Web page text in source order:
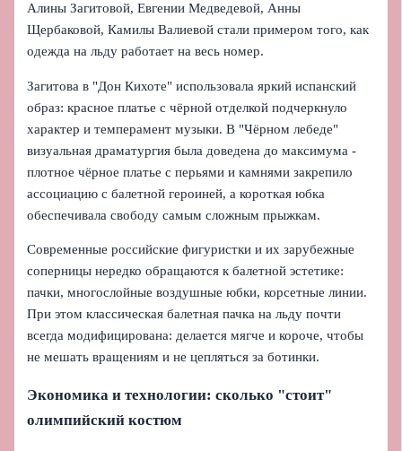
Алины Загитовой, Евгении Медведевой, Анны
Щербаковой, Камилы Валиевой стали примером того, как
одежда на льду работает на весь номер.
Загитова в "Дон Кихоте" использовала яркий испанский
образ: красное платье с чёрной отделкой подчеркнуло
характер и темперамент музыки. В "Чёрном лебеде"
визуальная драматургия была доведена до максимума -
плотное чёрное платье с перьями и камнями закрепило
ассоциацию с балетной героиней, а короткая юбка
обеспечивала свободу самым сложным прыжкам.
Современные российские фигуристки и их зарубежные
соперницы нередко обращаются к балетной эстетике:
пачки, многослойные воздушные юбки, корсетные линии.
При этом классическая балетная пачка на льду почти
всегда модифицирована: делается мягче и короче, чтобы
не мешать вращениям и не цепляться за ботинки.
Экономика и технологии: сколько "стоит"
олимпийский костюм